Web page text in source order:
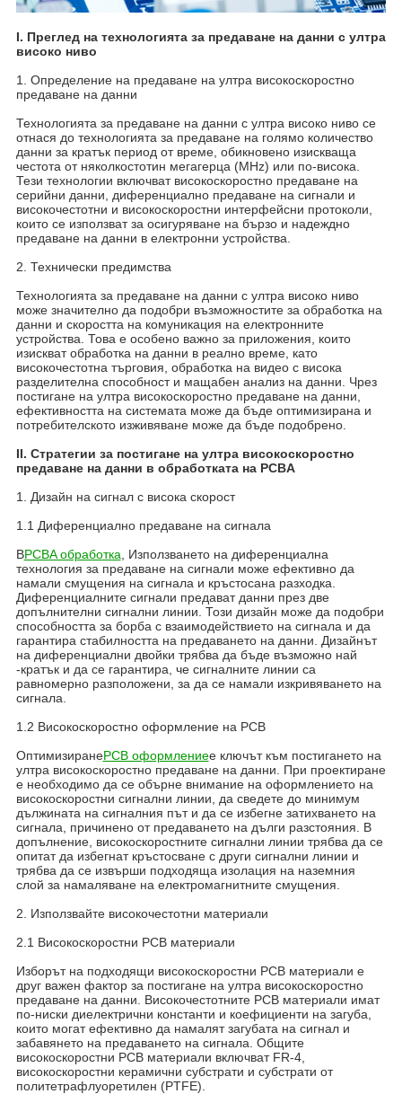
I. Преглед на технологията за предаване на данни с ултра
високо ниво
1. Определение на предаване на ултра високоскоростно
предаване на данни
Технологията за предаване на данни с ултра високо ниво се
отнася до технологията за предаване на голямо количество
данни за кратък период от време, обикновено изискваща
честота от няколкостотин мегагерца (MHz) или по-висока.
Тези технологии включват високоскоростно предаване на
серийни данни, диференциално предаване на сигнали и
високочестотни и високоскоростни интерфейсни протоколи,
които се използват за осигуряване на бързо и надеждно
предаване на данни в електронни устройства.
2. Технически предимства
Технологията за предаване на данни с ултра високо ниво
може значително да подобри възможностите за обработка на
данни и скоростта на комуникация на електронните
устройства. Това е особено важно за приложения, които
изискват обработка на данни в реално време, като
високочестотна търговия, обработка на видео с висока
разделителна способност и мащабен анализ на данни. Чрез
постигане на ултра високоскоростно предаване на данни,
ефективността на системата може да бъде оптимизирана и
потребителското изживяване може да бъде подобрено.
II. Стратегии за постигане на ултра високоскоростно
предаване на данни в обработката на PCBA
1. Дизайн на сигнал с висока скорост
1.1 Диференциално предаване на сигнала
ВPCBA обработка , Използването на диференциална
технология за предаване на сигнали може ефективно да
намали смущения на сигнала и кръстосана разходка.
Диференциалните сигнали предават данни през две
допълнителни сигнални линии. Този дизайн може да подобри
способността за борба с взаимодействието на сигнала и да
гарантира стабилността на предаването на данни. Дизайнът
на диференциални двойки трябва да бъде възможно най
-кратък и да се гарантира, че сигналните линии са
равномерно разположени, за да се намали изкривяването на
сигнала.
1.2 Високоскоростно оформление на PCB
ОптимизиранеPCB оформлениее ключът към постигането на
ултра високоскоростно предаване на данни. При проектиране
е необходимо да се обърне внимание на оформлението на
високоскоростни сигнални линии, да сведете до минимум
дължината на сигналния път и да се избегне затихването на
сигнала, причинено от предаването на дълги разстояния. В
допълнение, високоскоростните сигнални линии трябва да се
опитат да избегнат кръстосване с други сигнални линии и
трябва да се извърши подходяща изолация на наземния
слой за намаляване на електромагнитните смущения.
2. Използвайте високочестотни материали
2.1 Високоскоростни PCB материали
Изборът на подходящи високоскоростни PCB материали е
друг важен фактор за постигане на ултра високоскоростно
предаване на данни. Високочестотните PCB материали имат
по-ниски диелектрични константи и коефициенти на загуба,
които могат ефективно да намалят загубата на сигнал и
забавянето на предаването на сигнала. Общите
високоскоростни PCB материали включват FR-4,
високоскоростни керамични субстрати и субстрати от
политетрафлуоретилен (PTFE).